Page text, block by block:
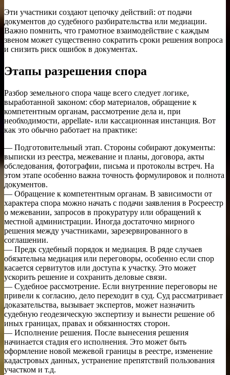
Эти участники создают цепочку действий: от подачи
документов до судебного разбирательства или медиации.
Важно помнить, что грамотное взаимодействие с каждым
звеном может существенно сократить сроки решения вопроса
и снизить риск ошибок в документах.
Этапы разрешения спора
Разбор земельного спора чаще всего следует логике,
выработанной законом: сбор материалов, обращение к
компетентным органам, рассмотрение дела и, при
необходимости, appellate- или кассационная инстанция. Вот
как это обычно работает на практике:
— Подготовительный этап. Стороны собирают документы:
выписки из реестра, межевание и планы, договора, акты
обследования, фотографии, письма и протоколы встреч. На
этом этапе особенно важна точность формулировок и полнота
документов.
— Обращение к компетентным органам. В зависимости от
характера спора можно начать с подачи заявления в Росреестр
о межевании, запросов в прокуратуру или обращений к
местной администрации. Иногда достаточно мирного
решения между участниками, зарезервированного в
соглашении.
— Предк судебный порядок и медиация. В ряде случаев
обязательна медиация или переговоры, особенно если спор
касается сервитутов или доступа к участку. Это может
ускорить решение и сохранить деловые связи.
— Судебное рассмотрение. Если внутренние переговоры не
привели к согласию, дело переходит в суд. Суд рассматривает
доказательства, вызывает экспертов, может назначить
судебную геодезическую экспертизу и вынести решение об
иных границах, правах и обязанностях сторон.
— Исполнение решения. После вынесения решения
начинается стадия его исполнения. Это может быть
оформление новой межевой границы в реестре, изменение
кадастровых данных, устранение препятствий пользования
участком и т.д.